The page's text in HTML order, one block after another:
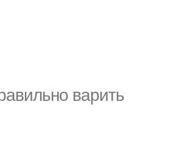
варить